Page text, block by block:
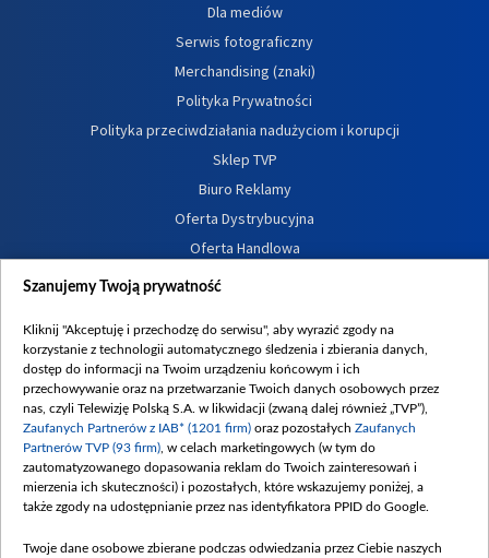
Dla mediów
Serwis fotograficzny
Merchandising (znaki)
Polityka Prywatności
Polityka przeciwdziałania nadużyciom i korupcji
Sklep TVP
Biuro Reklamy
Oferta Dystrybucyjna
Oferta Handlowa
Dostępność
Procedura zgłoszeń wewnętrznych
Szanujemy Twoją prywatność
Kliknij "Akceptuję i przechodzę do serwisu", aby wyrazić zgody na
korzystanie z technologii automatycznego śledzenia i zbierania danych,
dostęp do informacji na Twoim urządzeniu końcowym i ich
przechowywanie oraz na przetwarzanie Twoich danych osobowych przez
nas, czyli Telewizję Polską S.A. w likwidacji (zwaną dalej również „TVP”),
Zaufanych Partnerów z IAB* (1201 firm) oraz pozostałych Zaufanych
Partnerów TVP (93 firm) , w celach marketingowych (w tym do
zautomatyzowanego dopasowania reklam do Twoich zainteresowań i
mierzenia ich skuteczności) i pozostałych, które wskazujemy poniżej, a
także zgody na udostępnianie przez nas identyfikatora PPID do Google.
Twoje dane osobowe zbierane podczas odwiedzania przez Ciebie naszych